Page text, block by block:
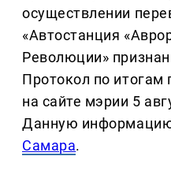
осуществлении
«Автостанция
Революции»
Протокол по
на сайте мэрии 5
Данную
Самара.